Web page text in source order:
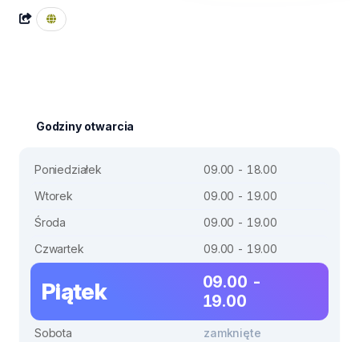
Godziny otwarcia
Poniedziałek
09.00 - 18.00
Wtorek
09.00 - 19.00
Środa
09.00 - 19.00
Czwartek
09.00 - 19.00
Piątek
09.00 -
19.00
Sobota
zamknięte